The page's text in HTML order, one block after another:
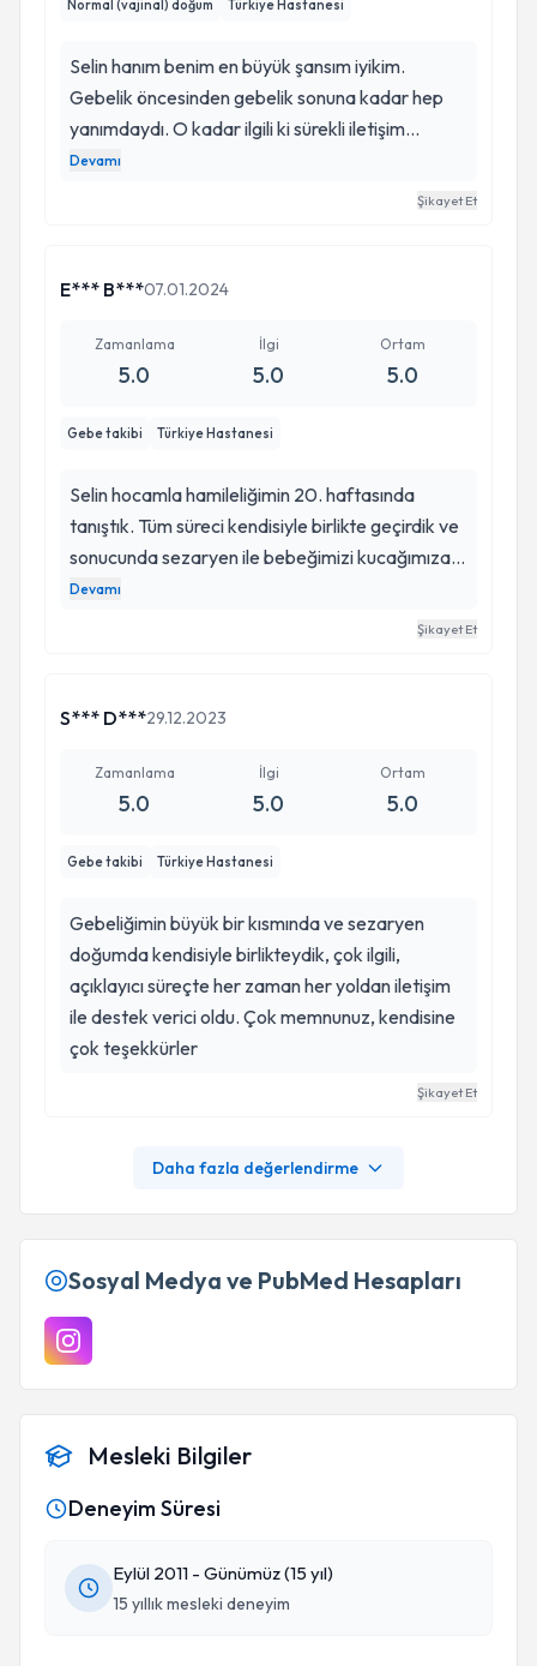
Normal (vajinal) doğum Türkiye Hastanesi
Selin hanım benim en büyük şansım iyikim.
Gebelik öncesinden gebelik sonuna kadar hep
yanımdaydı. O kadar ilgili ki sürekli iletişim
halindeydik. Panik ve bi o kadarda normal
çektik bian yalnız bırakmadı. Başka doktor olsa
doğumhanede saçlarınızı toplayıp “seni
toparlayalım güzelleştirelim “ diyebilir ki. Tarifi
değdirmesin iyiki siz selin hanım sizi çok
Devamı
Şikayet Et
E*** B***07.01.2024
Zamanlama
5.0
İlgi
5.0
Ortam
5.0
Gebe takibi Türkiye Hastanesi
Selin hocamla hamileliğimin 20. haftasında
tanıştık. Tüm süreci kendisiyle birlikte geçirdik ve
sonucunda sezaryen ile bebeğimizi kucağımıza
aldık.Kendisi çok güleryüzlü,ilgili ve alanında
uzman.Gece gündüz demeden benim sorularımı
teşekkür ederim iyi ki tanımışım ❤️
Devamı
Şikayet Et
S*** D***29.12.2023
Zamanlama
5.0
İlgi
5.0
Ortam
5.0
Gebe takibi Türkiye Hastanesi
Gebeliğimin büyük bir kısmında ve sezaryen
doğumda kendisiyle birlikteydik, çok ilgili,
açıklayıcı süreçte her zaman her yoldan iletişim
ile destek verici oldu. Çok memnunuz, kendisine
çok teşekkürler
Şikayet Et
Daha fazla değerlendirme
Sosyal Medya ve PubMed Hesapları
Mesleki Bilgiler
Deneyim Süresi
Eylül 2011 - Günümüz (15 yıl)
15 yıllık mesleki deneyim